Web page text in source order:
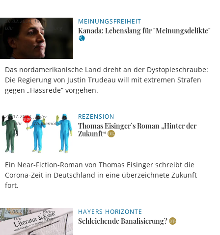
MEINUNGSFREIHEIT
Kanada: Lebenslang für "Meinungsdelikte"
Das nordamerikanische Land dreht an der Dystopieschraube:
Die Regierung von Justin Trudeau will mit extremen Strafen
gegen „Hassrede“ vorgehen.
29.02.2024, 15
Uhr
Meldung
REZENSION
Thomas Eisinger`s Roman „Hinter der
Zukunft“
Ein Near-Fiction-Roman von Thomas Eisinger schreibt die
Corona-Zeit in Deutschland in eine überzeichnete Zukunft
fort.
28.07.2023,
21 Uhr
Peter
Winnemöller
HAYERS HORIZONTE
Schleichende Banalisierung?
24.06.2023,
05 Uhr
Björn
Hayer